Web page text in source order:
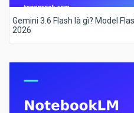
Gemini 3.6 Flash là gì? Model
2026